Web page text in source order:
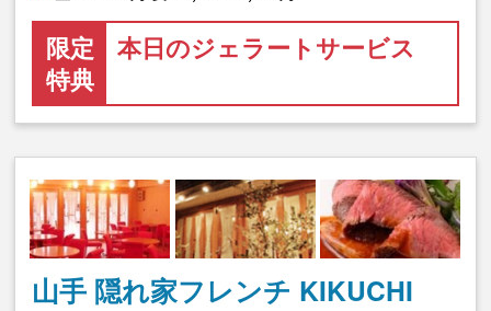
限定
特典
本日のジェラートサービス
山手 隠れ家フレンチ KIKUCHI